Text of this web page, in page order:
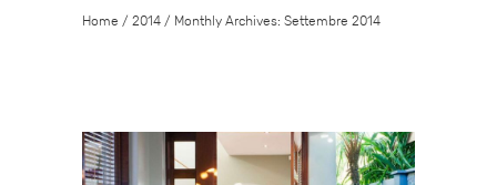
Home / 2014 / Monthly Archives: Settembre 2014